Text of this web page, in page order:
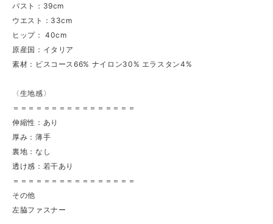
バスト：39cm
ウエスト：33cm
ヒップ： 40cm
原産国：イタリア
素材：ビスコース66% ナイロン30% エラスタン4%
〈生地感〉
＝＝＝＝＝＝＝＝＝＝＝＝＝＝＝＝
伸縮性：あり
厚み：薄手
裏地：なし
透け感：若干あり
＝＝＝＝＝＝＝＝＝＝＝＝＝＝＝＝
その他
左脇ファスナー